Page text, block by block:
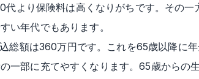
より保険料は高くなりがちです。その一
い年代でもあります。
総額は360万円です。これを65歳以降に
一部に充てやすくなります。65歳からの